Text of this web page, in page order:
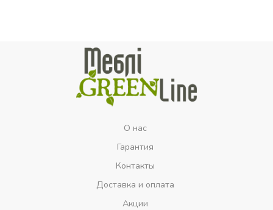
О нас
Гарантия
Контакты
Доставка и оплата
Акции